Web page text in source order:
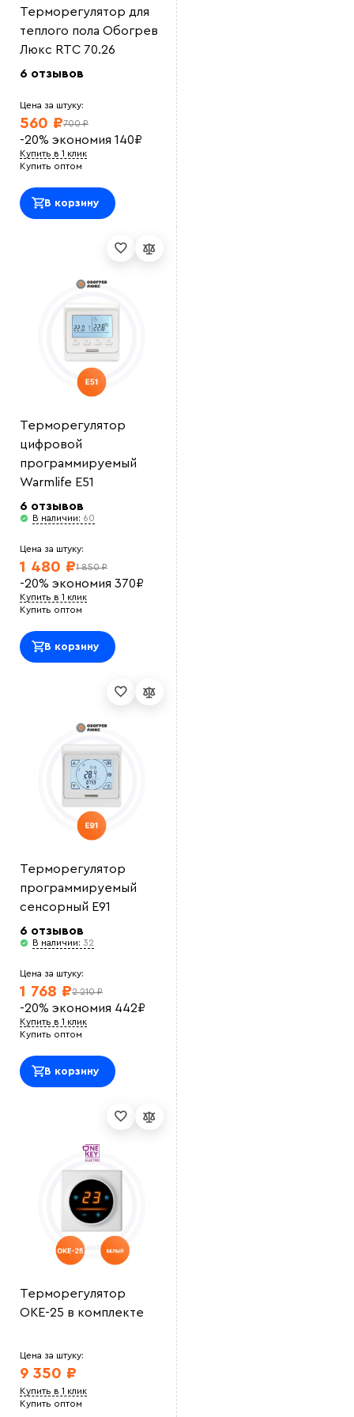
файл
Терморегулятор для
теплого пола Обогрев
Люкс RTC 70.26
6 отзывов
Цена за штуку:
700 ₽
560 ₽
-20% экономия 140₽
Купить в 1 клик
Купить оптом
В корзину
Терморегулятор
цифровой
программируемый
Warmlife E51
6 отзывов
В наличии: 60
Цена за штуку:
1 850 ₽
1 480 ₽
-20% экономия 370₽
Купить в 1 клик
Купить оптом
В корзину
Терморегулятор
программируемый
сенсорный E91
6 отзывов
В наличии: 32
Цена за штуку:
2 210 ₽
1 768 ₽
-20% экономия 442₽
Купить в 1 клик
Купить оптом
В корзину
Терморегулятор
ОКЕ-25 в комплекте
Цена за штуку:
9 350 ₽
Купить в 1 клик
Купить оптом